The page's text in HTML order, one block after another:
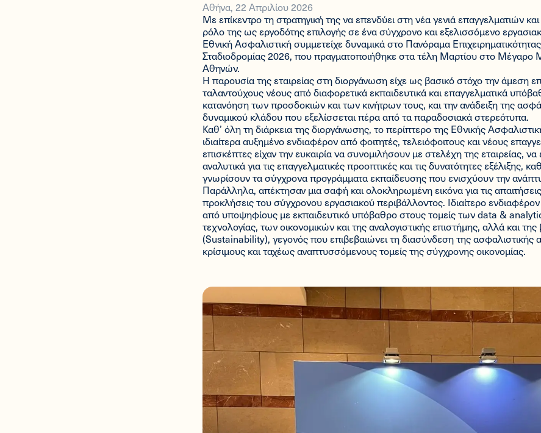
Αθήνα, 22 Απριλίου 2026
Με επίκεντρο τη στρατηγική της να επενδύει στη νέα γενιά επαγγελματιών
ρόλο της ως εργοδότης επιλογής σε ένα σύγχρονο και εξελισσόμενο
Εθνική Ασφαλιστική συμμετείχε δυναμικά στο Πανόραμα
Σταδιοδρομίας 2026, που πραγματοποιήθηκε στα τέλη Μαρτίου στο Μέγαρο
Αθηνών.
Η παρουσία της εταιρείας στη διοργάνωση είχε ως βασικό στόχο την άμεση
ταλαντούχους νέους από διαφορετικά εκπαιδευτικά και επαγγελματικά
κατανόηση των προσδοκιών και των κινήτρων τους, και την ανάδειξη της
δυναμικού κλάδου που εξελίσσεται πέρα από τα παραδοσιακά στερεότυπα.
Καθ’ όλη τη διάρκεια της διοργάνωσης, το περίπτερο της Εθνικής
ιδιαίτερα αυξημένο ενδιαφέρον από φοιτητές, τελειόφοιτους και νέους
επισκέπτες είχαν την ευκαιρία να συνομιλήσουν με στελέχη της εταιρείας,
αναλυτικά για τις επαγγελματικές προοπτικές και τις δυνατότητες εξέλιξης,
γνωρίσουν τα σύγχρονα προγράμματα εκπαίδευσης που ενισχύουν την
Παράλληλα, απέκτησαν μια σαφή και ολοκληρωμένη εικόνα για τις απαιτήσεις
προκλήσεις του σύγχρονου εργασιακού περιβάλλοντος. Ιδιαίτερο
από υποψηφίους με εκπαιδευτικό υπόβαθρο στους τομείς των data &
τεχνολογίας, των οικονομικών και της αναλογιστικής επιστήμης, αλλά και της
(Sustainability), γεγονός που επιβεβαιώνει τη διασύνδεση της ασφαλιστικής
κρίσιμους και ταχέως αναπτυσσόμενους τομείς της σύγχρονης οικονομίας.